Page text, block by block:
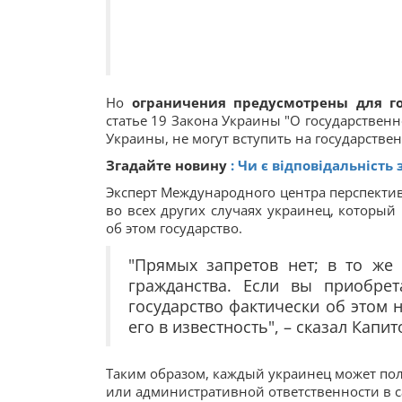
Но ограничения предусмотрены для
статье 19 Закона Украины "О
Украины, не могут вступить на
Згадайте новину : Чи є
Эксперт Международного центра
во всех других случаях украинец,
об этом государство.
"Прямых запретов нет; в то же
гражданства. Если вы
государство фактически об
его в известность", – сказал
Таким образом, каждый украинец может
или административной ответственности в